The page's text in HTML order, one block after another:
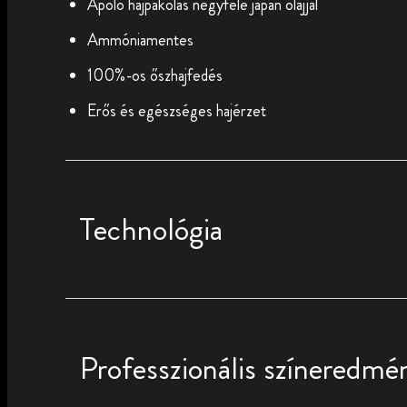
Ammóniamentes
100%-os őszhajfedés
Erős és egészséges hajérzet
Technológia
Professzionális